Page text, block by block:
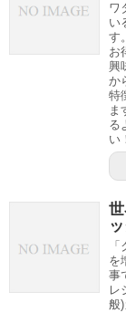
ワ
い
す
お
興
か
特
ま
る
い
を
事
レ
般